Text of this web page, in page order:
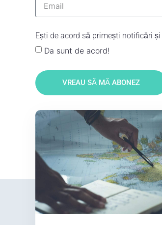
Ești de acord să primești notificări
Da sunt de acord!
VREAU SĂ MĂ ABONEZ